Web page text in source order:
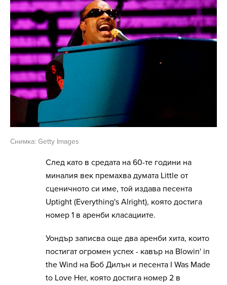
Снимка: Getty Images
След като в средата на 60-те години на
миналия век премахва думата Little от
сценичното си име, той издава песента
Uptight (Everything's Alright), която достига
номер 1 в аренби класациите.
Уондър записва още два аренби хита, които
постигат огромен успех - кавър на Blowin' in
the Wind на Боб Дилън и песента I Was Made
to Love Her, която достига номер 2 в